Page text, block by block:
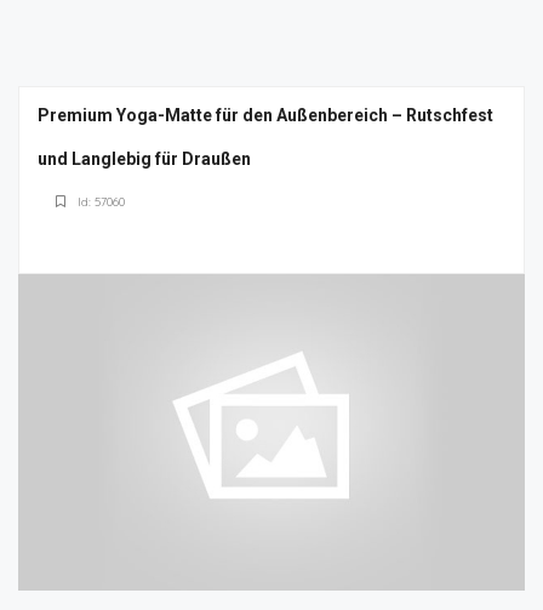
Premium Yoga-Matte für den Außenbereich – Rutschfest
und Langlebig für Draußen
Id: 57060